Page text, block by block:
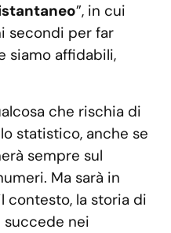
”, in cui
secondi per far
siamo affidabili,
che rischia di
statistico, anche se
sempre sul
Ma sarà in
contesto, la storia di
nei